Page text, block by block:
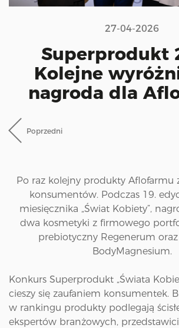
27-04-2026
Superprodukt
Kolejne
nagroda dla
Poprzedni
Po raz kolejny produkty Aflofarmu
konsumentów. Podczas 19.
miesięcznika „Świat Kobiety”,
dwa kosmetyki z firmowego
prebiotyczny Regenerum
BodyMagnesium.
Konkurs Superprodukt „Świata
cieszy się zaufaniem konsumentek.
w rankingu produkty podlegają
ekspertów branżowych,